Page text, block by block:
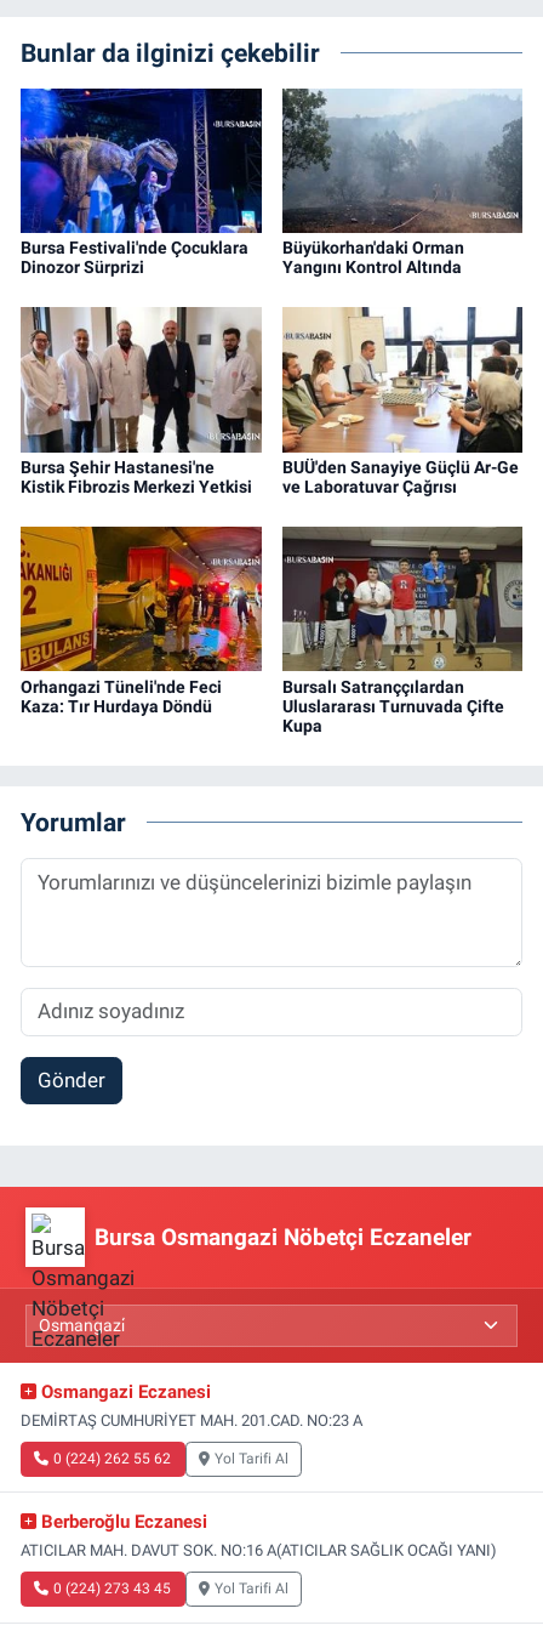
Bunlar da ilginizi çekebilir
Bursa Festivali'nde Çocuklara
Dinozor Sürprizi
Büyükorhan'daki Orman
Yangını Kontrol Altında
Bursa Şehir Hastanesi'ne
Kistik Fibrozis Merkezi Yetkisi
BUÜ'den Sanayiye Güçlü Ar-Ge
ve Laboratuvar Çağrısı
Orhangazi Tüneli'nde Feci
Kaza: Tır Hurdaya Döndü
Bursalı Satranççılardan
Uluslararası Turnuvada Çifte
Kupa
Yorumlar
Gönder
Bursa Osmangazi Nöbetçi Eczaneler
Osmangazi Eczanesi
DEMİRTAŞ CUMHURİYET MAH. 201.CAD. NO:23 A
0 (224) 262 55 62 Yol Tarifi Al
Berberoğlu Eczanesi
ATICILAR MAH. DAVUT SOK. NO:16 A(ATICILAR SAĞLIK OCAĞI YANI)
0 (224) 273 43 45 Yol Tarifi Al